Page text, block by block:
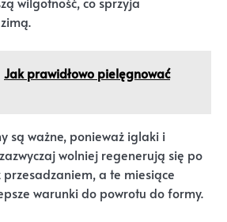
Jak prawidłowo pielęgnować
są ważne, ponieważ iglaki i
wolniej regenerują się po
przesadzaniem, a te miesiące
warunki do powrotu do formy.